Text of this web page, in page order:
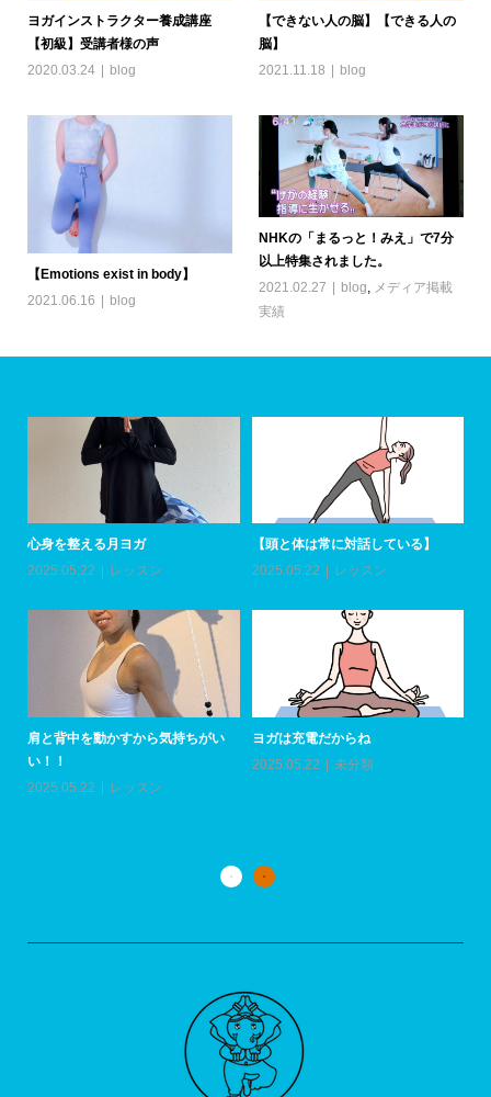
ヨガインストラクター養成講座
【初級】受講者様の声
2020.03.24
blog
【できない人の脳】【できる人の
脳】
2021.11.18
blog
【Emotions exist in body】
2021.06.16
blog
NHKの「まるっと！みえ」で7分
以上特集されました。
2021.02.27
blog, メディア掲載
実績
心身を整える月ヨガ
2025.05.22
レッスン
【頭と体は常に対話している】
2025.05.22
レッスン
肩と背中を動かすから気持ちがい
い！！
2025.05.22
レッスン
ヨガは充電だからね
2025.05.22
未分類